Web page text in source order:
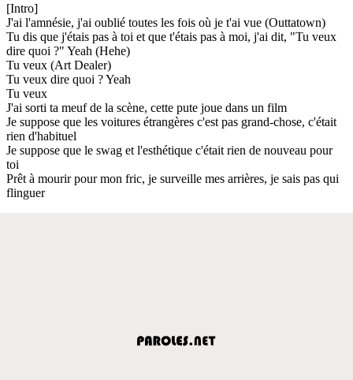
[Intro]
J'ai l'amnésie, j'ai oublié toutes les fois où je t'ai vue (Outtatown)
Tu dis que j'étais pas à toi et que t'étais pas à moi, j'ai dit, "Tu veux
dire quoi ?" Yeah (Hehe)
Tu veux (Art Dealer)
Tu veux dire quoi ? Yeah
Tu veux
J'ai sorti ta meuf de la scène, cette pute joue dans un film
Je suppose que les voitures étrangères c'est pas grand-chose, c'était
rien d'habituel
Je suppose que le swag et l'esthétique c'était rien de nouveau pour
toi
Prêt à mourir pour mon fric, je surveille mes arrières, je sais pas qui
flinguer